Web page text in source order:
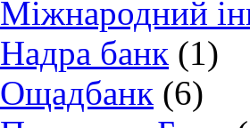
Міжнародний
Надра банк (1)
Ощадбанк (6)